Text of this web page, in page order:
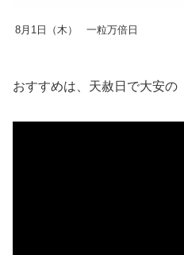
8月1日（木） 一粒万倍日
おすすめは、天赦日で大安の